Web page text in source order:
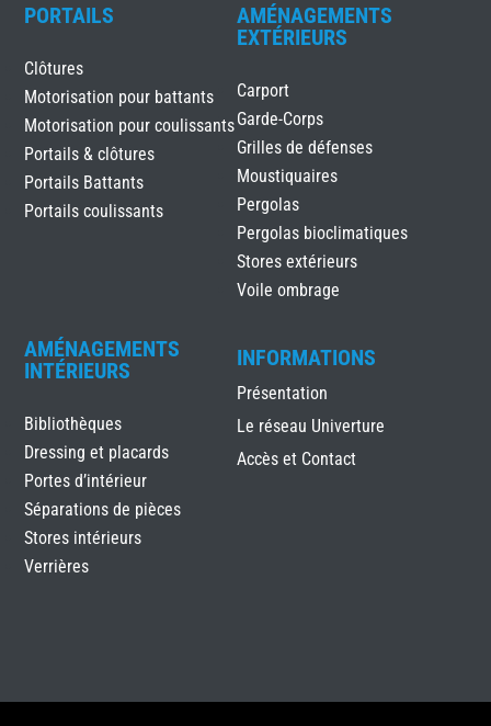
PORTAILS
Clôtures
Motorisation pour battants
Motorisation pour coulissants
Portails & clôtures
Portails Battants
Portails coulissants
AMÉNAGEMENTS
EXTÉRIEURS
Carport
Garde-Corps
Grilles de défenses
Moustiquaires
Pergolas
Pergolas bioclimatiques
Stores extérieurs
Voile ombrage
AMÉNAGEMENTS
INTÉRIEURS
Bibliothèques
Dressing et placards
Portes d’intérieur
Séparations de pièces
Stores intérieurs
Verrières
INFORMATIONS
Présentation
Le réseau Univerture
Accès et Contact